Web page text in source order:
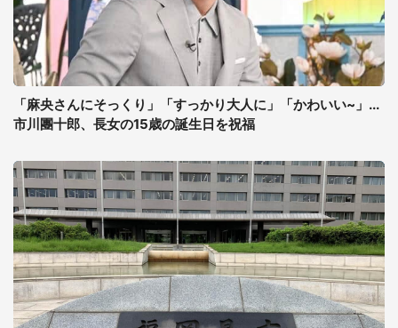
「麻央さんにそっくり」「すっかり大人に」「かわいい~」...
市川團十郎、長女の15歳の誕生日を祝福